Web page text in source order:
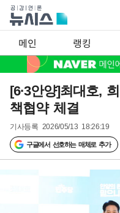
메인 랭킹
[6·3안양]최대호,
책협약 체결
기사등록 2026/05/13 18:26:19
구글에서 선호하는 매체로 추가